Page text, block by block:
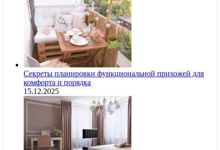
Секреты планировки функциональной прихожей для
комфорта и порядка
15.12.2025